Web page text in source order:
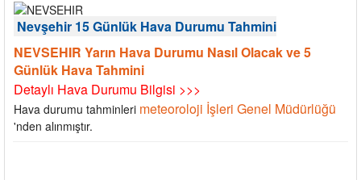
Nevşehir 15 Günlük Hava Durumu Tahmini
NEVSEHIR Yarın Hava Durumu Nasıl Olacak ve 5
Günlük Hava Tahmini
Detaylı Hava Durumu Bilgisi >>>
Hava durumu tahminleri meteoroloji İşleri Genel Müdürlüğü
'nden alınmıştır.